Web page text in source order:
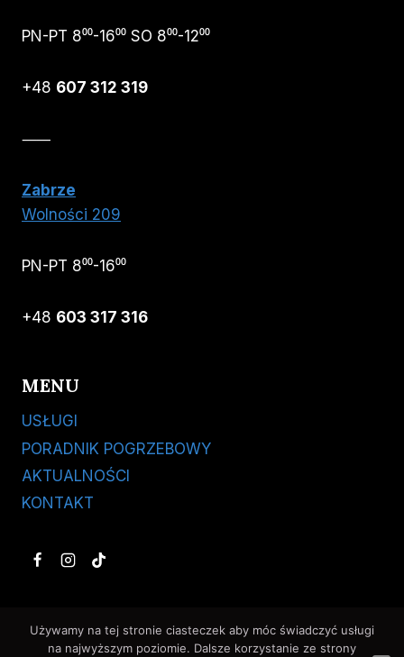
PN-PT 8⁰⁰-16⁰⁰ SO 8⁰⁰-12⁰⁰
+48 607 312 319
⸺
Zabrze
Wolności 209
PN-PT 8⁰⁰-16⁰⁰
+48 603 317 316
MENU
USŁUGI
PORADNIK POGRZEBOWY
AKTUALNOŚCI
KONTAKT
© 2026 HADES Godne Pożegnania ™ | rocksolids in
Używamy na tej stronie ciasteczek aby móc świadczyć usługi
na najwyższym poziomie. Dalsze korzystanie ze strony